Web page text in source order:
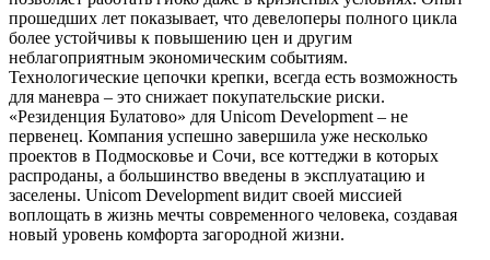
прошедших лет показывает, что девелоперы полного цикла
более устойчивы к повышению цен и другим
неблагоприятным экономическим событиям.
Технологические цепочки крепки, всегда есть возможность
для маневра – это снижает покупательские риски.
«Резиденция Булатово» для Unicom Development – не
первенец. Компания успешно завершила уже несколько
проектов в Подмосковье и Сочи, все коттеджи в которых
распроданы, а большинство введены в эксплуатацию и
заселены. Unicom Development видит своей миссией
воплощать в жизнь мечты современного человека, создавая
новый уровень комфорта загородной жизни.